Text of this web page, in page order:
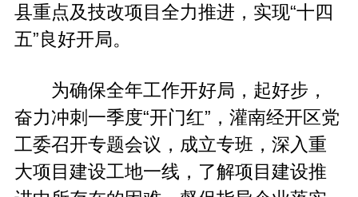
县重点及技改项目全力推进，实现“十四
五”良好开局。
为确保全年工作开好局，起好步，
奋力冲刺一季度“开门红”，灌南经开区党
工委召开专题会议，成立专班，深入重
大项目建设工地一线，了解项目建设推